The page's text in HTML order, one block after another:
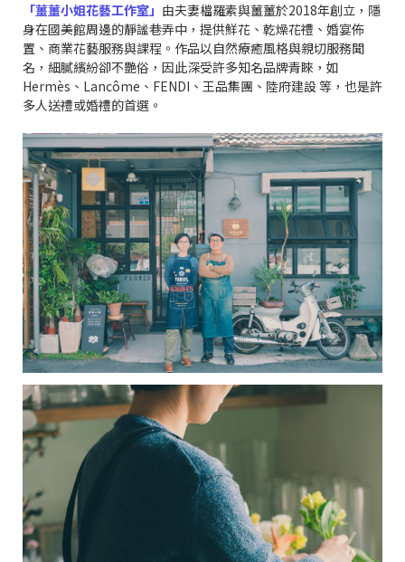
「薑薑小姐花藝工作室」 由夫妻檔羅素與薑薑於2018年創立，隱
身在國美館周邊的靜謐巷弄中，提供鮮花、乾燥花禮、婚宴佈
置、商業花藝服務與課程。作品以自然療癒風格與親切服務聞
名，細膩繽紛卻不艷俗，因此深受許多知名品牌青睞，如
Hermès、Lancôme、FENDI、王品集團、陸府建設 等，也是許
多人送禮或婚禮的首選。